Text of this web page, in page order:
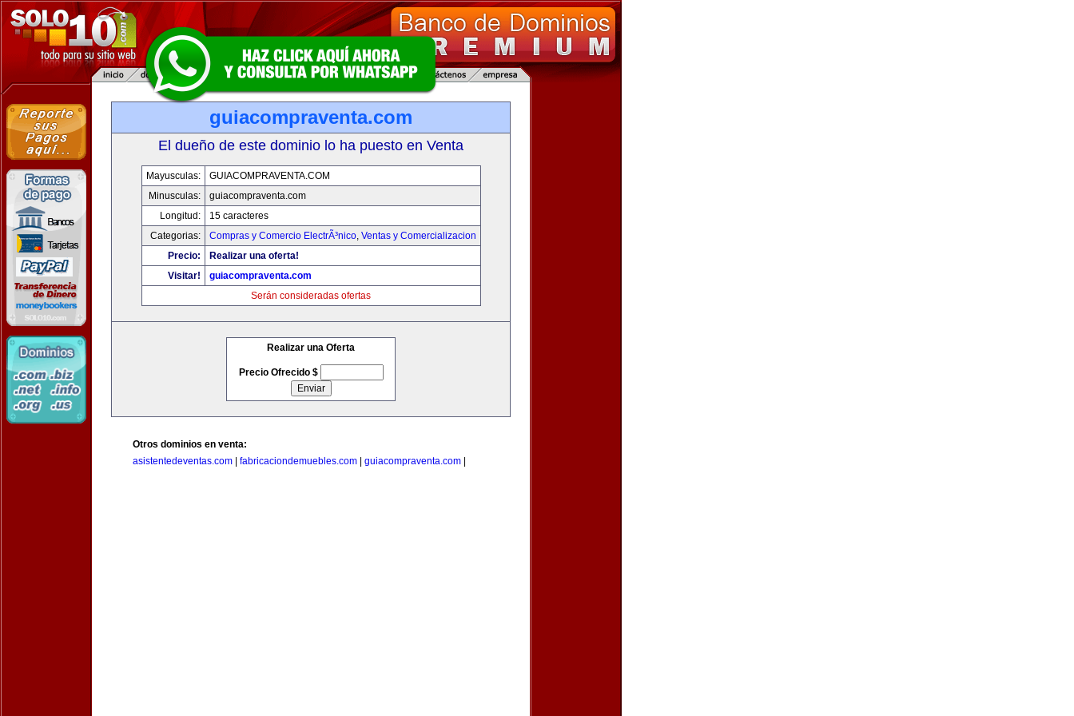
guiacompraventa.com
El dueño de este dominio lo ha puesto en Venta
Mayusculas:
GUIACOMPRAVENTA.COM
Minusculas:
guiacompraventa.com
Longitud:
15 caracteres
Categorias:
Compras y Comercio ElectrÃ³nico, Ventas y Comercializacion
Precio:
Realizar una oferta!
Visitar!
guiacompraventa.com
Serán consideradas ofertas
Realizar una Oferta
Precio Ofrecido $
Otros dominios en venta:
asistentedeventas.com
fabricaciondemuebles.com guiacompraventa.com